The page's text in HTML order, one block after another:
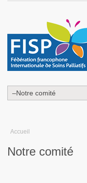
Accueil
Notre comité